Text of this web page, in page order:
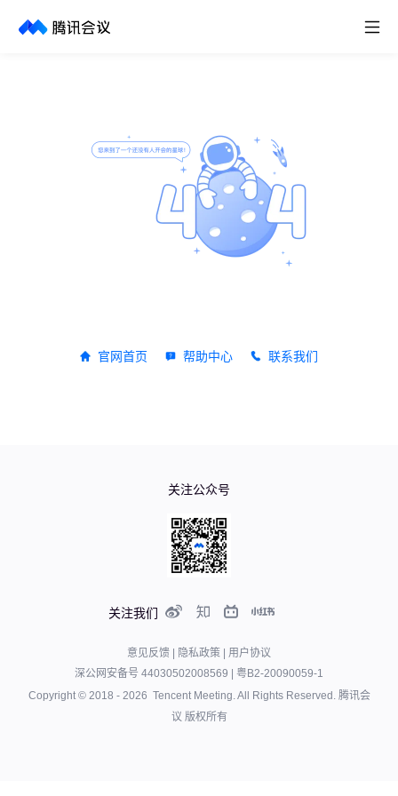
取消
官网首页 帮助中心 联系我们
关注我们
关注公众号
意见反馈 隐私政策
用户协议
深公网安备号 44030502008569
粤B2-20090059-1
Copyright © 2018 - 2026 Tencent Meeting. All Rights Reserved. 腾讯会
议 版权所有